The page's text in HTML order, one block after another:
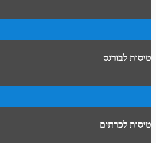
טיסות לבורגס
טיסות לכרתים